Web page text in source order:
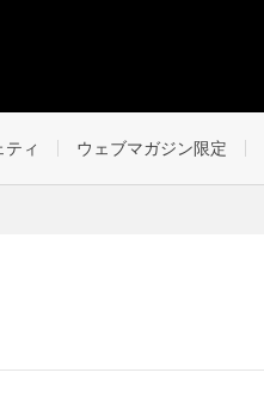
ィ ウェブマガジン限定